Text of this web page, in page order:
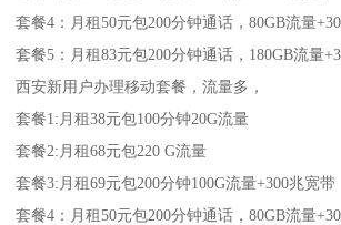
套餐4：月租50元包200分钟通话，80GB流量
套餐5：月租83元包200分钟通话，180GB流量
西安新用户办理移动套餐，流量多，
套餐1:月租38元包100分钟20G流量
套餐2:月租68元包220 G流量
套餐3:月租69元包200分钟100G流量+300兆宽带
套餐4：月租50元包200分钟通话，80GB流量